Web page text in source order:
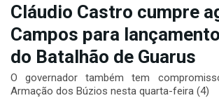
J3NEWS
COLUNAS
Cláudio Castro cumpre
Campos para
do Batalhão de Guarus
O governador também tem
Armação dos Búzios nesta quarta-feira (4)